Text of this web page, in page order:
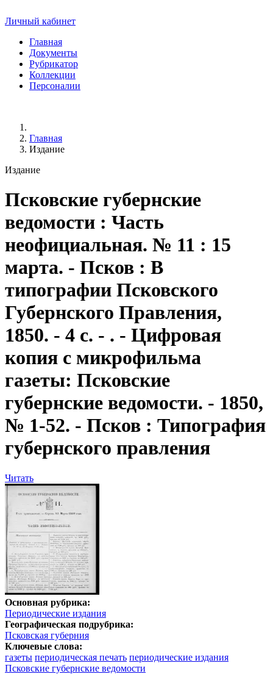
Личный кабинет
Главная
Документы
Рубрикатор
Коллекции
Персоналии
Главная
Издание
Издание
Псковские губернские
ведомости : Часть
неофициальная. № 11 : 15
марта. - Псков : В
типографии Псковского
Губернского Правления,
1850. - 4 с. - . - Цифровая
копия с микрофильма
газеты: Псковские
губернские ведомости. - 1850,
№ 1-52. - Псков : Типография
губернского правления
Читать
Основная рубрика:
Периодические издания
Географическая подрубрика:
Псковская губерния
Ключевые слова:
газеты периодическая печать периодические издания
Псковские губернские ведомости